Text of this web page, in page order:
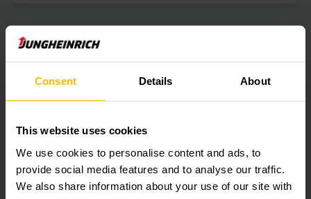
Consent Details About
This website uses cookies
We use cookies to personalise content and ads, to
provide social media features and to analyse our traffic.
We also share information about your use of our site with
Un futuro sin estrés
Servicios para carretillas elevadoras
Además de responder con rapidez y eficacia en caso de
Nuestros servicios de camiones le permiten centrar toda su
atención en su negocio, mientras nosotros nos ocupamos de
su flota y de todo lo demás.